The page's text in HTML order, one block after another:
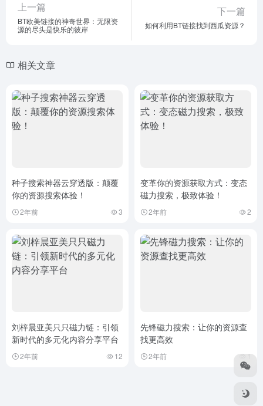
上一篇
BT欧美链接的神奇世界：无限资
源的尽头是快乐的彼岸
下一篇
如何利用BT链接找到西瓜资源？
相关文章
种子搜索神器云穿透版：颠覆
你的资源搜索体验！
2年前 3
变革你的资源获取方式：变态
磁力搜索，极致体验！
2年前 2
刘梓晨亚美只只磁力链：引领
新时代的多元化内容分享平台
2年前 12
先锋磁力搜索：让你的资源查
找更高效
2年前 1